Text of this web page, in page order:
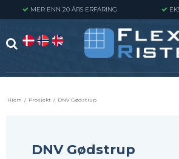
MER ENN 20 ÅRS ERFARING
Hjem / Prosjekt / DNV Gødstrup
DNV Gødstrup